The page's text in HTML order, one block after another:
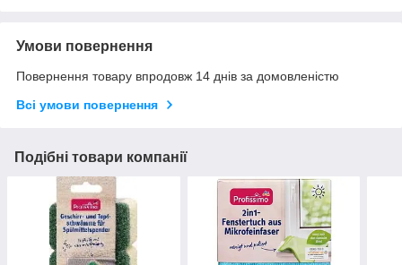
Умови повернення
Повернення товару впродовж 14 днів за домовленістю
Всі умови повернення
Подібні товари компанії